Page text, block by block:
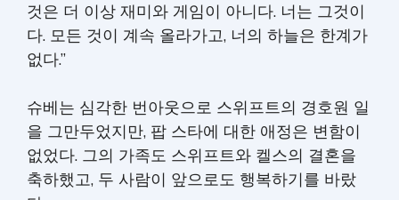
것은 더 이상 재미와 게임이 아니다. 너는 그것이
다. 모든 것이 계속 올라가고, 너의 하늘은 한계가
없다.”
슈베는 심각한 번아웃으로 스위프트의 경호원 일
을 그만두었지만, 팝 스타에 대한 애정은 변함이
없었다. 그의 가족도 스위프트와 켈스의 결혼을
축하했고, 두 사람이 앞으로도 행복하기를 바랐